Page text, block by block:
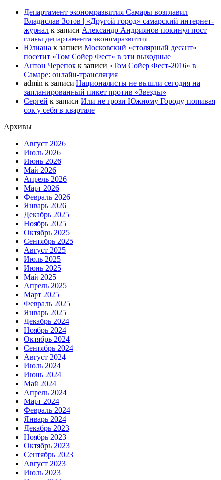
Департамент экономразвития Самары возглавил
Владислав Зотов | «Другой город» самарский интернет-
журнал к записи Александр Андриянов покинул пост
главы департамента экономразвития
Юлиана к записи Московский «столярный десант»
посетит «Том Сойер Фест» в эти выходные
Антон Черепок к записи «Том Сойер Фест-2016» в
Самаре: онлайн-трансляция
admin к записи Националисты не вышли сегодня на
запланированный пикет против «Звезды»
Сергей к записи Или не грози Южному Городу, попивая
сок у себя в квартале
Архивы
Август 2026
Июль 2026
Июнь 2026
Май 2026
Апрель 2026
Март 2026
Февраль 2026
Январь 2026
Декабрь 2025
Ноябрь 2025
Октябрь 2025
Сентябрь 2025
Август 2025
Июль 2025
Июнь 2025
Май 2025
Апрель 2025
Март 2025
Февраль 2025
Январь 2025
Декабрь 2024
Ноябрь 2024
Октябрь 2024
Сентябрь 2024
Август 2024
Июль 2024
Июнь 2024
Май 2024
Апрель 2024
Март 2024
Февраль 2024
Январь 2024
Декабрь 2023
Ноябрь 2023
Октябрь 2023
Сентябрь 2023
Август 2023
Июль 2023